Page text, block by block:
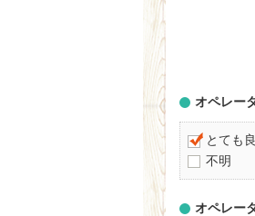
オペレー
とても
不明
オペレー